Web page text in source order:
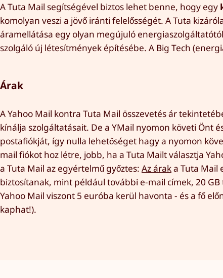
A Tuta Mail segítségével biztos lehet benne, hogy egy
komolyan veszi a jövő iránti felelősségét. A Tuta
áramellátása egy olyan megújuló
szolgáló új létesítmények építésébe. A Big Tech
Árak
A Yahoo Mail kontra Tuta Mail összevetés ár
kínálja szolgáltatásait. De a YMail nyomon követi Önt
postafiókját, így nulla lehetőséget hagy a nyomon
mail fiókot hoz létre, jobb, ha a Tuta Mailt választja
a Tuta Mail az egyértelmű győztes: Az áraka Tuta Mail
biztosítanak, mint például további e-mail címek, 20
Yahoo Mail viszont 5 euróba kerül havonta - és a fő
kaphat!).